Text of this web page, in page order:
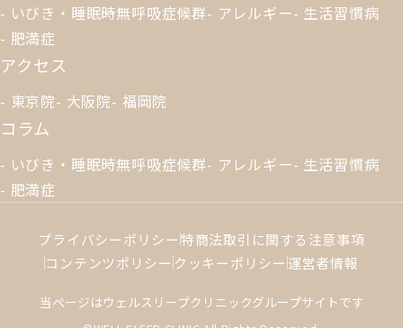
いびき・睡眠時無呼吸症候群 アレルギー 生活習慣病
肥満症
アクセス
東京院 大阪院 福岡院
コラム
いびき・睡眠時無呼吸症候群 アレルギー 生活習慣病
肥満症
プライバシーポリシー特商法取引に関する注意事項
コンテンツポリシー クッキーポリシー運営者情報
当ページはウェルスリープクリニックグループサイトです